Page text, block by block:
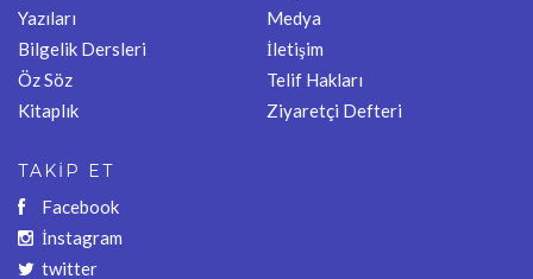
Yazıları
Bilgelik Dersleri
Öz Söz
Kitaplık
Medya
İletişim
Telif Hakları
Ziyaretçi Defteri
TAKİP ET
Facebook
İnstagram
twitter